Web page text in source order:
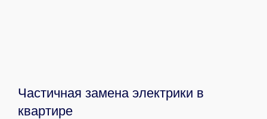
Частичная замена электрики в
квартире